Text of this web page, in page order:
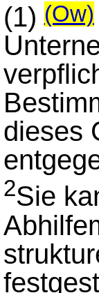
(1)(Ow)
dieses
2Sie